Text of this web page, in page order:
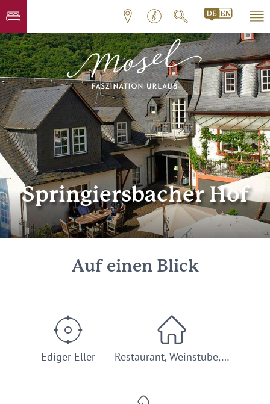
Springiersbacher Hof
Auf einen Blick
Ediger Eller Restaurant, Weinstube,…